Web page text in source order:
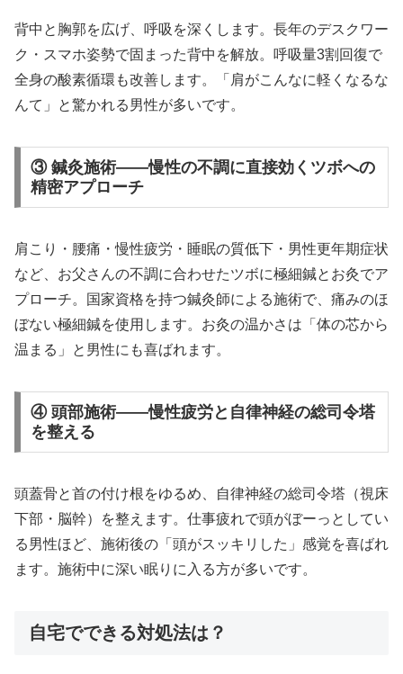
背中と胸郭を広げ、呼吸を深くします。長年のデスクワー
ク・スマホ姿勢で固まった背中を解放。呼吸量3割回復で
全身の酸素循環も改善します。「肩がこんなに軽くなるな
んて」と驚かれる男性が多いです。
③ 鍼灸施術——慢性の不調に直接効くツボへの
精密アプローチ
肩こり・腰痛・慢性疲労・睡眠の質低下・男性更年期症状
など、お父さんの不調に合わせたツボに極細鍼とお灸でア
プローチ。国家資格を持つ鍼灸師による施術で、痛みのほ
ぼない極細鍼を使用します。お灸の温かさは「体の芯から
温まる」と男性にも喜ばれます。
④ 頭部施術——慢性疲労と自律神経の総司令塔
を整える
頭蓋骨と首の付け根をゆるめ、自律神経の総司令塔（視床
下部・脳幹）を整えます。仕事疲れで頭がぼーっとしてい
る男性ほど、施術後の「頭がスッキリした」感覚を喜ばれ
ます。施術中に深い眠りに入る方が多いです。
自宅でできる対処法は？